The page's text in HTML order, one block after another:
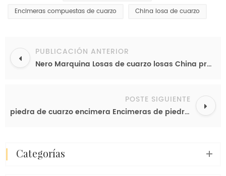
Encimeras compuestas de cuarzo
China losa de cuarzo
PUBLICACIÓN ANTERIOR
Nero Marquina Losas de cuarzo losas China proveedor de encimeras de cuarzo gris claro
POSTE SIGUIENTE
piedra de cuarzo encimera Encimeras de piedra de piedra blanca Ingeniería de losas de piedra
categorías